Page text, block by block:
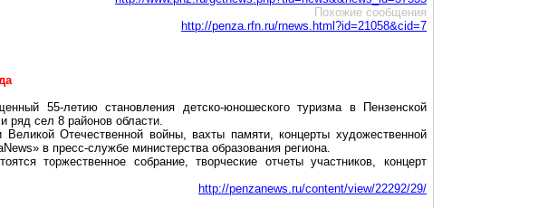
Похожие сообщения
http://penza.rfn.ru/rnews.html?id=21058&cid=7
55-летию становления детско-юношеского туризма в Пензенской
ряд сел 8 районов области.
Отечественной войны, вахты памяти, концерты художественной
в пресс-службе министерства образования региона.
торжественное собрание, творческие отчеты участников, концерт
http://penzanews.ru/content/view/22292/29/